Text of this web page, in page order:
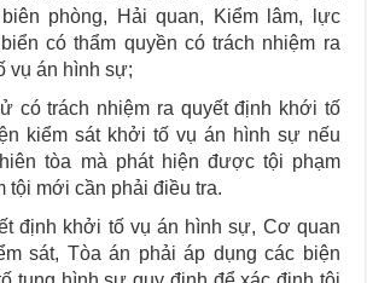
phòng, Hải quan, Kiểm lâm, lực
có thẩm quyền có trách nhiệm ra
vụ án hình sự;
có trách nhiệm ra quyết định khới tố
kiểm sát khởi tố vụ án hình sự nếu
tòa mà phát hiện được tội phạm
tội mới cần phải điều tra.
định khởi tố vụ án hình sự, Cơ quan
sát, Tòa án phải áp dụng các biện